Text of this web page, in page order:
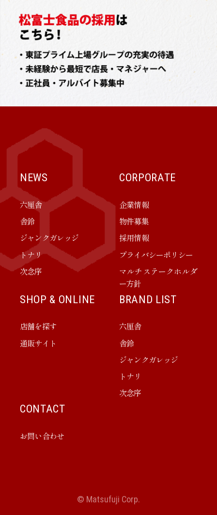
NEWS
六厘舎
舎鈴
ジャンクガレッジ
トナリ
次念序
CORPORATE
企業情報
物件募集
採用情報
プライバシーポリシー
マルチステークホルダ
ー方針
SHOP & ONLINE
店舗を探す
通販サイト
BRAND LIST
六厘舎
舎鈴
ジャンクガレッジ
トナリ
次念序
CONTACT
お問い合わせ
© Matsufuji Corp.